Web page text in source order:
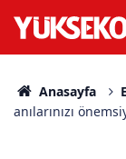
Anasayfa
anılarınızı